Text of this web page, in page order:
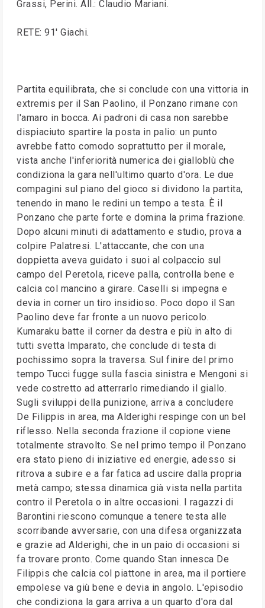
Grassi, Perini. All.: Claudio Mariani.
RETE: 91' Giachi.
Partita equilibrata, che si conclude con una vittoria in
extremis per il San Paolino, il Ponzano rimane con
l'amaro in bocca. Ai padroni di casa non sarebbe
dispiaciuto spartire la posta in palio: un punto
avrebbe fatto comodo soprattutto per il morale,
vista anche l'inferiorità numerica dei gialloblù che
condiziona la gara nell'ultimo quarto d'ora. Le due
compagini sul piano del gioco si dividono la partita,
tenendo in mano le redini un tempo a testa. È il
Ponzano che parte forte e domina la prima frazione.
Dopo alcuni minuti di adattamento e studio, prova a
colpire Palatresi. L'attaccante, che con una
doppietta aveva guidato i suoi al colpaccio sul
campo del Peretola, riceve palla, controlla bene e
calcia col mancino a girare. Caselli si impegna e
devia in corner un tiro insidioso. Poco dopo il San
Paolino deve far fronte a un nuovo pericolo.
Kumaraku batte il corner da destra e più in alto di
tutti svetta Imparato, che conclude di testa di
pochissimo sopra la traversa. Sul finire del primo
tempo Tucci fugge sulla fascia sinistra e Mengoni si
vede costretto ad atterrarlo rimediando il giallo.
Sugli sviluppi della punizione, arriva a concludere
De Filippis in area, ma Alderighi respinge con un bel
riflesso. Nella seconda frazione il copione viene
totalmente stravolto. Se nel primo tempo il Ponzano
era stato pieno di iniziative ed energie, adesso si
ritrova a subire e a far fatica ad uscire dalla propria
metà campo; stessa dinamica già vista nella partita
contro il Peretola o in altre occasioni. I ragazzi di
Barontini riescono comunque a tenere testa alle
scorribande avversarie, con una difesa organizzata
e grazie ad Alderighi, che in un paio di occasioni si
fa trovare pronto. Come quando Stan innesca De
Filippis che calcia col piattone in area, ma il portiere
empolese va giù bene e devia in angolo. L'episodio
che condiziona la gara arriva a un quarto d'ora dal